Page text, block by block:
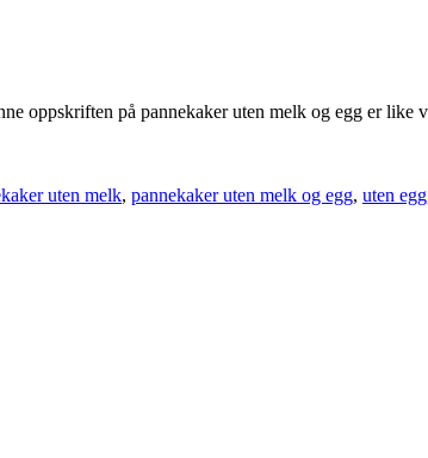
oppskriften på pannekaker uten melk og egg er like
uten melk, pannekaker uten melk og egg, uten egg